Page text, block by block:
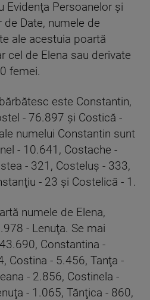
Evidenţa Persoanelor şi
Date, numele de
ale acestuia poartă
cel de Elena sau derivate
femei.
este Constantin,
- 76.897 şi Costică -
numelui Constantin sunt
- 10.641, Costache -
- 321, Costeluş - 333,
- 23 şi Costelică - 1.
numele de Elena,
- Lenuţa. Se mai
Constantina -
Costina - 5.456, Tanţa -
- 2.856, Costinela -
- 1.065, Tănţica - 860,